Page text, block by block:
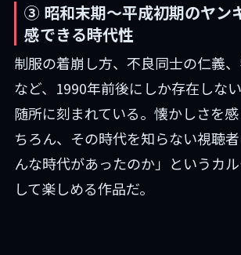
③ 昭和末期〜平成初期のヤン
感できる時代性
制服の着崩し方、不良同士の仁義
など、1990年前後にしか存在しな
随所に刻まれている。懐かしさを
ちろん、その時代を知らない視聴
んな時代があったのか」というカ
して楽しめる作品だ。